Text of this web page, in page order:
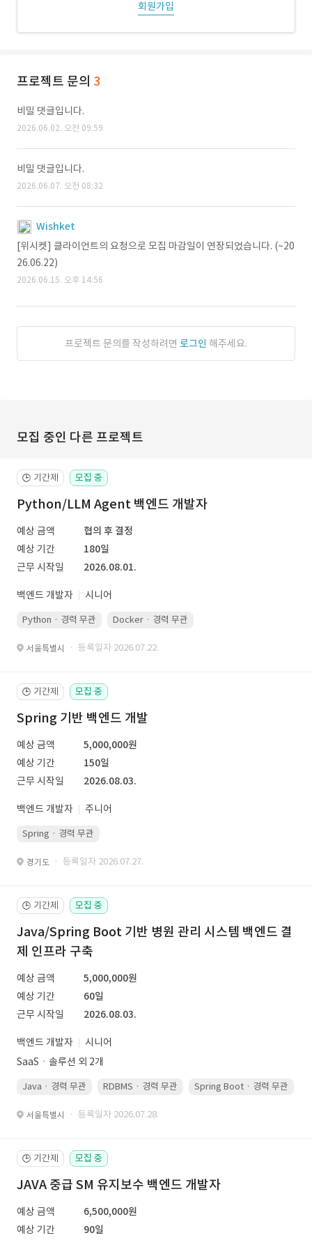
회원가입
프로젝트 문의 3
비밀 댓글입니다.
2026.06.02. 오전 09:59
비밀 댓글입니다.
2026.06.07. 오전 08:32
Wishket
[위시켓] 클라이언트의 요청으로 모집 마감일이 연장되었습니다. (~20
26.06.22)
2026.06.15. 오후 14:56
프로젝트 문의를 작성하려면 로그인 해주세요.
모집 중인 다른 프로젝트
🕒 기간제 모집 중
Python/LLM Agent 백엔드 개발자
예상 금액
협의 후 결정
예상 기간
180일
근무 시작일
2026.08.01.
백엔드 개발자 시니어
Python · 경력 무관 Docker · 경력 무관
서울특별시 · 등록일자 2026.07.22.
🕒 기간제 모집 중
Spring 기반 백엔드 개발
예상 금액
5,000,000원
예상 기간
150일
근무 시작일
2026.08.03.
백엔드 개발자 주니어
Spring · 경력 무관
경기도 · 등록일자 2026.07.27.
🕒 기간제 모집 중
Java/Spring Boot 기반 병원 관리 시스템 백엔드 결
제 인프라 구축
예상 금액
5,000,000원
예상 기간
60일
근무 시작일
2026.08.03.
백엔드 개발자
시니어
SaaSㆍ솔루션 외 2개
Java · 경력 무관 RDBMS · 경력 무관 Spring Boot · 경력 무관
서울특별시 · 등록일자 2026.07.28.
🕒 기간제 모집 중
JAVA 중급 SM 유지보수 백엔드 개발자
예상 금액
6,500,000원
예상 기간
90일